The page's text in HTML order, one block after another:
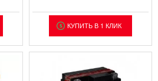
КУПИТЬ В 1 КЛИК